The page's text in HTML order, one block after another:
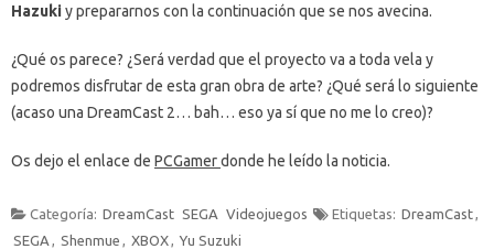
Hazukiy prepararnos con la continuación que se nos avecina.
¿Qué os parece? ¿Será verdad que el proyecto va a toda vela y
podremos disfrutar de esta gran obra de arte? ¿Qué será lo siguiente
(acaso una DreamCast 2… bah… eso ya sí que no me lo creo)?
Os dejo el enlace de PCGamerdonde he leído la noticia.
Categoría: DreamCast SEGA Videojuegos Etiquetas: DreamCast,
SEGA , Shenmue , XBOX, Yu Suzuki